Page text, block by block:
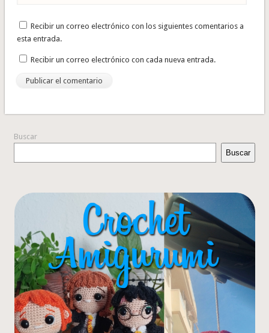
Recibir un correo electrónico con los siguientes comentarios a
esta entrada.
Recibir un correo electrónico con cada nueva entrada.
Buscar
Buscar